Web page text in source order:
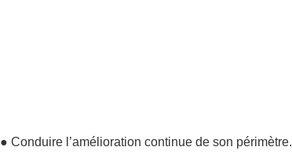
● Conduire l’amélioration continue de son périmètre.